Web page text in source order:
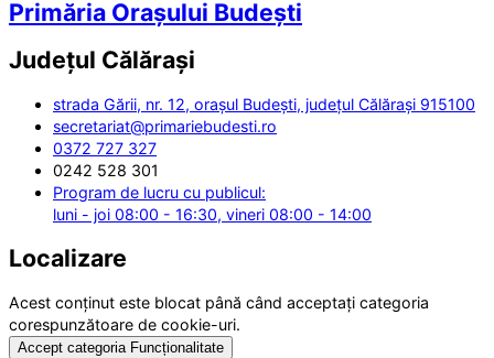
Primăria Orașului Budești
Județul Călărași
strada Gării, nr. 12, orașul Budești, județul Călărași 915100
secretariat@primariebudesti.ro
0372 727 327
0242 528 301
Program de lucru cu publicul:
luni - joi 08:00 - 16:30, vineri 08:00 - 14:00
Localizare
Acest conținut este blocat până când acceptați categoria
corespunzătoare de cookie-uri.
Accept categoria Funcționalitate